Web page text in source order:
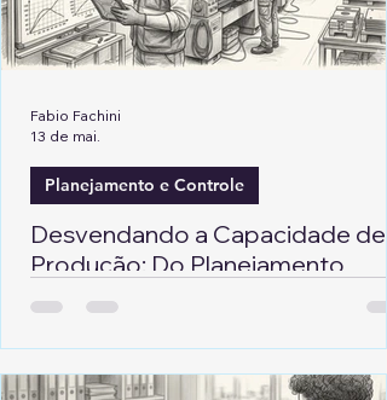
Desvendando a Capacidade de
Produção: Do Planejamento
Estratégico ao Chão de Fábrica
Planejamento e Controle
Fabio Fachini
13 de mai.